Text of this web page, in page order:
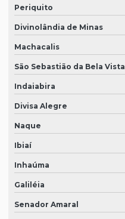
Periquito
Divinolândia de Minas
Machacalis
São Sebastião da Bela Vista
Indaiabira
Divisa Alegre
Naque
Ibiaí
Inhaúma
Galiléia
Senador Amaral